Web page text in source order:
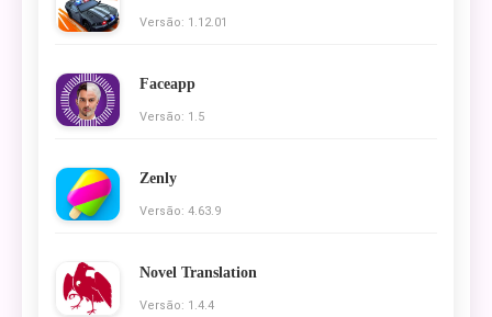
Versão: 1.12.01
Faceapp
Versão: 1.5
Zenly
Versão: 4.63.9
Novel Translation
Versão: 1.4.4